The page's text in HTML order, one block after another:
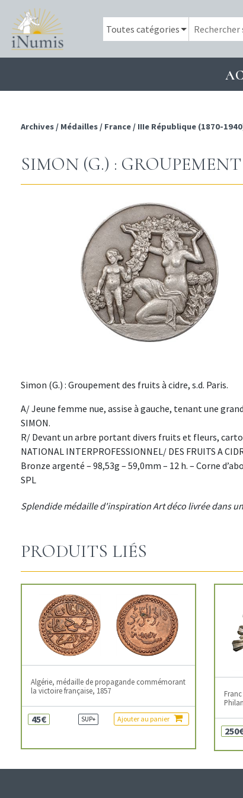
Archives / Médailles / France / IIIe République (1870-
SIMON (G.) :
Simon (G.) : Groupement des fruits à cidre, s.d. Paris.
A/ Jeune femme nue, assise à gauche, tenant une
SIMON.
R/ Devant un arbre portant divers fruits et fleurs,
NATIONAL INTERPROFESSIONNEL/ DES FRUITS A
Bronze argenté – 98,53g – 59,0mm – 12 h. – Corne
SPL
Splendide médaille d'inspiration Art déco livrée dans
PRODUITS LIÉS
Algérie, médaille de propagande commémorant
la victoire française, 1857
45€ SUP+ Ajouter au panier